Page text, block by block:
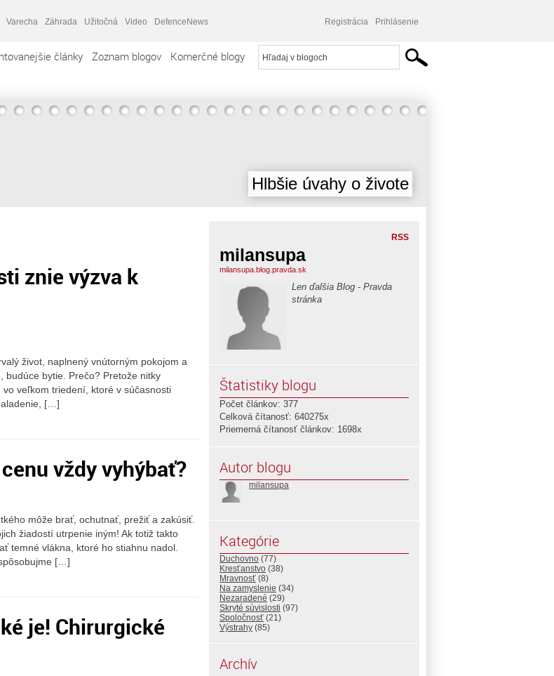
Varecha Záhrada Užitočná Video DefenceNews Registrácia Prihlásenie
články Zoznam blogov Komerčné blogy
Hlbšie úvahy o živote
znie výzva k
život, naplnený vnútorným pokojom a
budúce bytie. Prečo? Pretože nitky
veľkom triedení, ktoré v súčasnosti
[…]
vždy vyhýbať?
môže brať, ochutnať, prežiť a zakúsiť.
žiadostí utrpenie iným! Ak totiž takto
temné vlákna, ktoré ho stiahnu nadol.
[…]
je! Chirurgické
RSS
milansupa
milansupa.blog.pravda.sk
Len ďalšia Blog - Pravda
stránka
Štatistiky blogu
Počet článkov: 377
Celková čítanosť: 640275x
Priemerná čítanosť článkov: 1698x
Autor blogu
milansupa
Kategórie
Duchovno (77)
Kresťanstvo (38)
Mravnosť (8)
Na zamyslenie (34)
Nezaradené (29)
Skryté súvislosti (97)
Spoločnosť (21)
Výstrahy (85)
Archív